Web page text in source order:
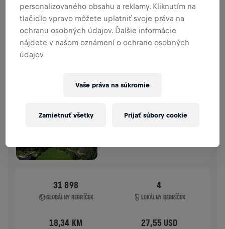
Prispej k zmene! 100 % z tvojho príspevku putuje
priamo na výskum poranení miechy.
HISTÓRIA
04. 5. 2025
31 898
GLOBÁLNY REBRÍČEK
4
LOKÁLNY REBRÍČEK
18,34 KM 27,55 USD
personalizovaného obsahu a reklamy. Kliknutím na
tlačidlo vpravo môžete uplatniť svoje práva na
ochranu osobných údajov. Ďalšie informácie
nájdete v našom oznámení o ochrane osobných
údajov
Vaše práva na súkromie
Zamietnuť všetky Prijať súbory cookie